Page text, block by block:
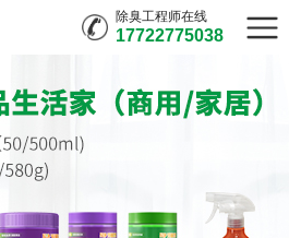
除臭工程师在线
17722775038